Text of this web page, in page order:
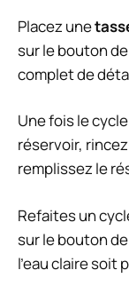
Placez une
sur le bouton
complet de
Une fois le
réservoir,
remplissez le
Refaites un
sur le bouton
l’eau claire soit